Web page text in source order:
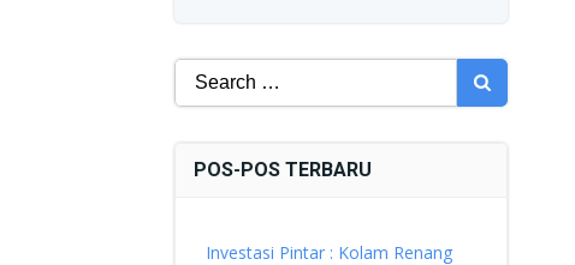
Search
for:
POS-POS TERBARU
Investasi Pintar : Kolam Renang